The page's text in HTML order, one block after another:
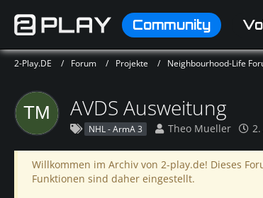
Community
2-Play.DE Forum Projekte Neighbourhood-Life
AVDS Ausweitung
NHL - ArmA 3 Theo Mueller
Willkommen im Archiv von 2-play.de! Dieses
Funktionen sind daher eingestellt.